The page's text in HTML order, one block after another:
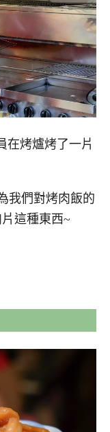
在烤爐烤了一片
我們對烤肉飯的
這種東西~